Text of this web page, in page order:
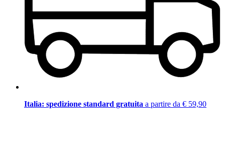
Italia: spedizione standard gratuita a partire da € 59,90